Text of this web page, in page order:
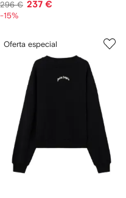
296 € 237 €
-15%
Oferta especial